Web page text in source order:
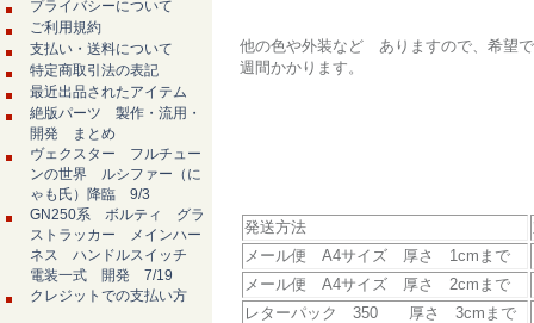
プライバシーについて
ご利用規約
支払い・送料について
特定商取引法の表記
最近出品されたアイテム
絶版パーツ 製作・流用・
開発 まとめ
ヴェクスター フルチュー
ンの世界 ルシファー（に
ゃも氏）降臨 9/3
GN250系 ボルティ グラ
ストラッカー メインハー
ネス ハンドルスイッチ
電装一式 開発 7/19
クレジットでの支払い方
他の色や外装など ありますので、希望
週間かかります。
発送方法
メール便 A4サイズ 厚さ 1cmまで
メール便 A4サイズ 厚さ 2cmまで
レターパック 350 厚さ 3cmまで